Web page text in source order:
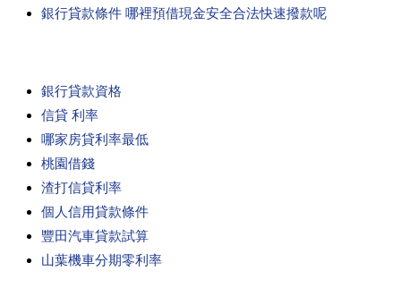
銀行貸款條件 哪裡預借現金安全合法快速撥款呢
銀行貸款資格
信貸 利率
哪家房貸利率最低
桃園借錢
渣打信貸利率
個人信用貸款條件
豐田汽車貸款試算
山葉機車分期零利率